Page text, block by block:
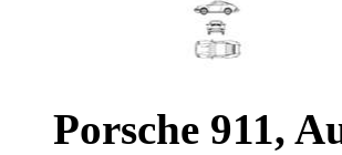
Porsche 911,